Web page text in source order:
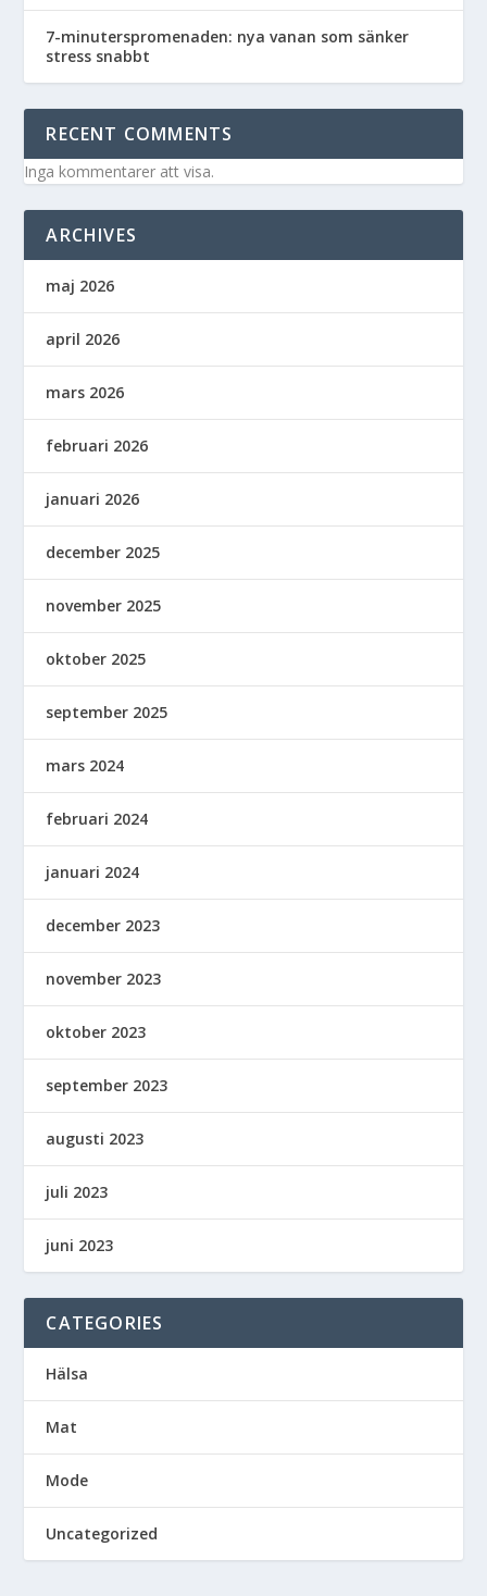
7-minuterspromenaden: nya vanan som sänker
stress snabbt
RECENT COMMENTS
Inga kommentarer att visa.
ARCHIVES
maj 2026
april 2026
mars 2026
februari 2026
januari 2026
december 2025
november 2025
oktober 2025
september 2025
mars 2024
februari 2024
januari 2024
december 2023
november 2023
oktober 2023
september 2023
augusti 2023
juli 2023
juni 2023
CATEGORIES
Hälsa
Mat
Mode
Uncategorized